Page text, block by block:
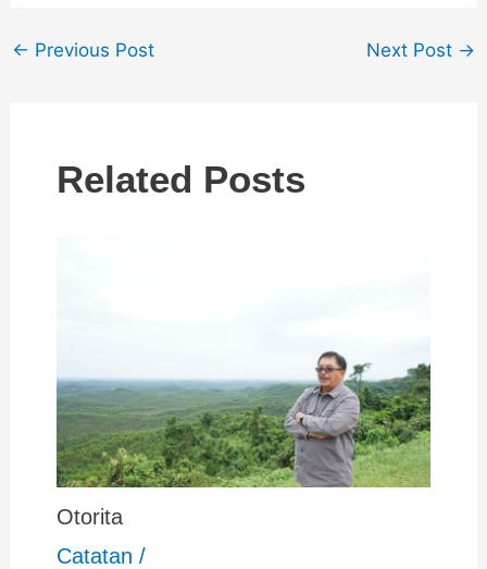
← Previous Post Next Post →
Related Posts
Otorita
Catatan /